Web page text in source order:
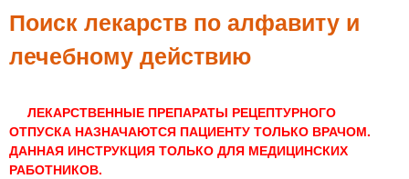
Поиск лекарств по алфавиту и
лечебному действию
ЛЕКАРСТВЕННЫЕ ПРЕПАРАТЫ РЕЦЕПТУРНОГО
ОТПУСКА НАЗНАЧАЮТСЯ ПАЦИЕНТУ ТОЛЬКО ВРАЧОМ.
ДАННАЯ ИНСТРУКЦИЯ ТОЛЬКО ДЛЯ МЕДИЦИНСКИХ
РАБОТНИКОВ.